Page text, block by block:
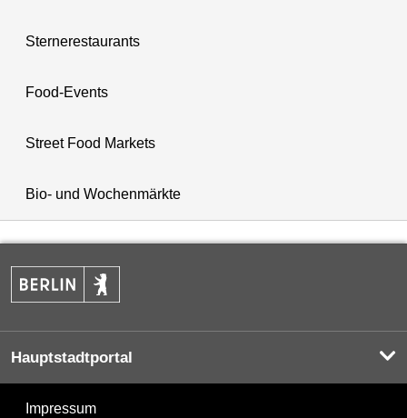
Sternerestaurants
Food-Events
Street Food Markets
Bio- und Wochenmärkte
Hauptstadtportal
Impressum